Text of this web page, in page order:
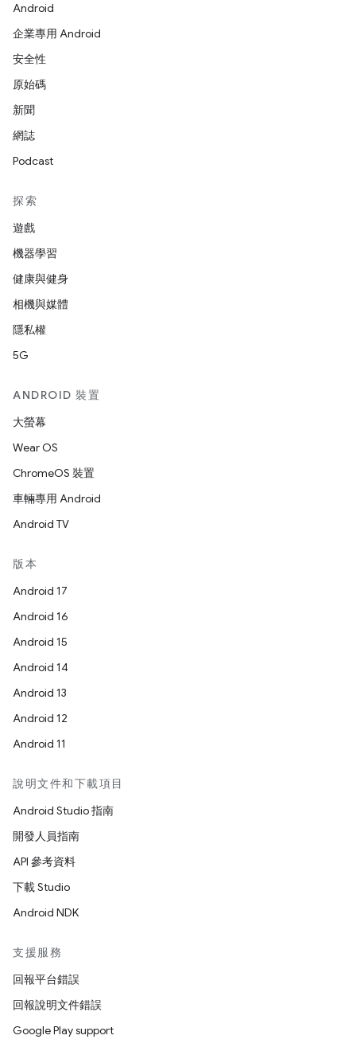
Android
企業專用 Android
安全性
原始碼
新聞
網誌
Podcast
探索
遊戲
機器學習
健康與健身
相機與媒體
隱私權
5G
ANDROID 裝置
大螢幕
Wear OS
ChromeOS 裝置
車輛專用 Android
Android TV
版本
Android 17
Android 16
Android 15
Android 14
Android 13
Android 12
Android 11
說明文件和下載項目
Android Studio 指南
開發人員指南
API 參考資料
下載 Studio
Android NDK
支援服務
回報平台錯誤
回報說明文件錯誤
Google Play support